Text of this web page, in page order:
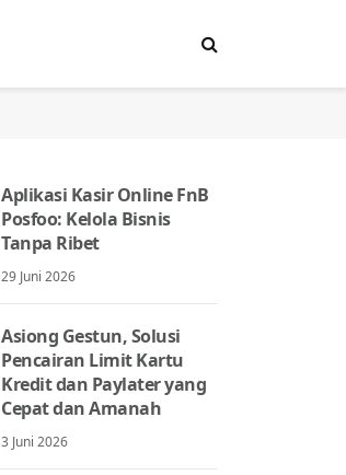
Aplikasi Kasir Online FnB
Posfoo: Kelola Bisnis
Tanpa Ribet
29 Juni 2026
Asiong Gestun, Solusi
Pencairan Limit Kartu
Kredit dan Paylater yang
Cepat dan Amanah
3 Juni 2026